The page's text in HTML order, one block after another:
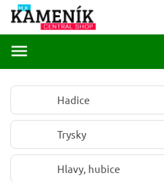
Hadice
Trysky
Hlavy, hubice